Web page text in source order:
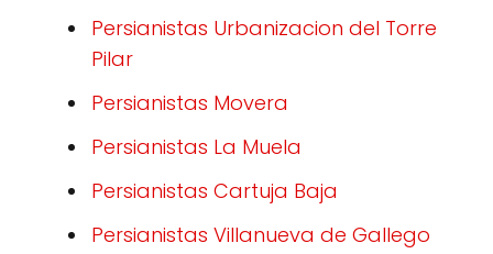
Persianistas Urbanizacion del Torre
Pilar
Persianistas Movera
Persianistas La Muela
Persianistas Cartuja Baja
Persianistas Villanueva de Gallego